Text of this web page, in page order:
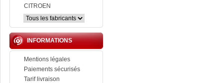
CITROEN
INFORMATIONS
Mentions légales
Paiements sécurisés
Tarif livraison